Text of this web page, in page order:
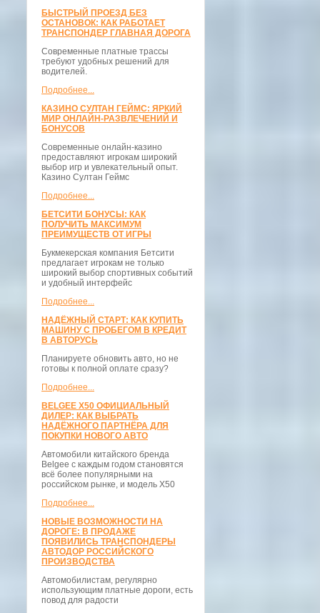
БЫСТРЫЙ ПРОЕЗД БЕЗ
ОСТАНОВОК: КАК РАБОТАЕТ
ТРАНСПОНДЕР ГЛАВНАЯ ДОРОГА
Современные платные трассы
требуют удобных решений для
водителей.
Подробнее...
КАЗИНО СУЛТАН ГЕЙМС: ЯРКИЙ
МИР ОНЛАЙН-РАЗВЛЕЧЕНИЙ И
БОНУСОВ
Современные онлайн-казино
предоставляют игрокам широкий
выбор игр и увлекательный опыт.
Казино Султан Геймс
Подробнее...
БЕТСИТИ БОНУСЫ: КАК
ПОЛУЧИТЬ МАКСИМУМ
ПРЕИМУЩЕСТВ ОТ ИГРЫ
Букмекерская компания Бетсити
предлагает игрокам не только
широкий выбор спортивных событий
и удобный интерфейс
Подробнее...
НАДЁЖНЫЙ СТАРТ: КАК КУПИТЬ
МАШИНУ С ПРОБЕГОМ В КРЕДИТ
В АВТОРУСЬ
Планируете обновить авто, но не
готовы к полной оплате сразу?
Подробнее...
BELGEE X50 ОФИЦИАЛЬНЫЙ
ДИЛЕР: КАК ВЫБРАТЬ
НАДЁЖНОГО ПАРТНЁРА ДЛЯ
ПОКУПКИ НОВОГО АВТО
Автомобили китайского бренда
Belgee с каждым годом становятся
всё более популярными на
российском рынке, и модель X50
Подробнее...
НОВЫЕ ВОЗМОЖНОСТИ НА
ДОРОГЕ: В ПРОДАЖЕ
ПОЯВИЛИСЬ ТРАНСПОНДЕРЫ
АВТОДОР РОССИЙСКОГО
ПРОИЗВОДСТВА
Автомобилистам, регулярно
использующим платные дороги, есть
повод для радости